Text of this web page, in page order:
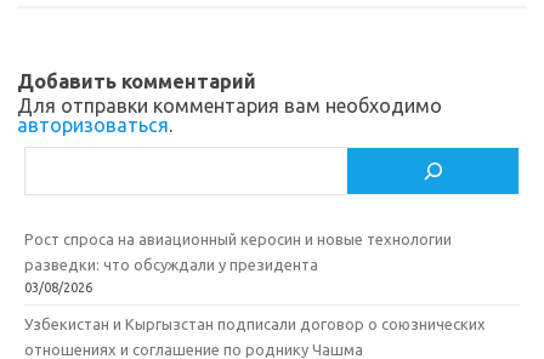
i
k
k
и
т
Добавить комментарий
Для отправки комментария вам необходимо
авторизоваться.
Рост спроса на авиационный керосин и новые технологии
разведки: что обсуждали у президента
03/08/2026
Узбекистан и Кыргызстан подписали договор о союзнических
отношениях и соглашение по роднику Чашма